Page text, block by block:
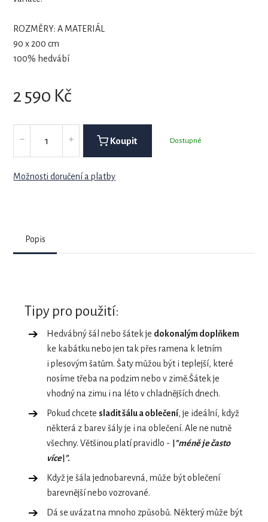
ROZMĚRY: A MATERIÁL
90 x 200 cm
100% hedvábí
2 590 Kč
Koupit Dostupné
Možnosti doručení a platby
Popis
Tipy pro použití:
Hedvábný šál nebo šátek je dokonalým doplňkem
ke kabátku nebo jen tak přes ramena k letním
i plesovým šatům. Šaty můžou být i teplejší, které
nosíme třeba na podzim nebo v zimě.Šátek je
vhodný na zimu i na léto v chladnějších dnech.
Pokud chcete sladit šálu a oblečení, je ideální, když
některá z barev šály je i na oblečení. Ale ne nutně
všechny. Většinou platí pravidlo - \"méně je často
více\".
Když je šála jednobarevná, může být oblečení
barevnější nebo vozrované.
Dá se uvázat na mnoho způsobů. Některý může být